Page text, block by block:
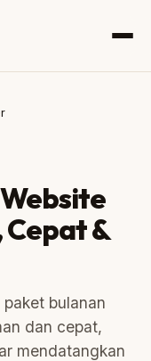
Cepat &
bulanan
dan cepat,
mendatangkan